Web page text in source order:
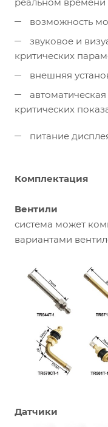
возможность
звуковое и
критических
внешняя
критических
питание
Комплектация
Вентили
система может
вариантами
Датчики